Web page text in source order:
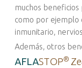
muchos beneficios
como por ejemplo
inmunitario,
Además, otros
AFLASTOP®